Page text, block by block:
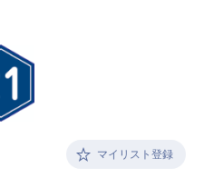
マイリスト登録